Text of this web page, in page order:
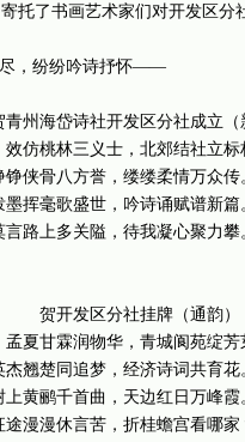
托了书画艺术家们对开发区分
，纷纷吟诗抒怀——
青州海岱诗社开发区分社成立（
效仿桃林三义士，北郊结社立标
铮侠骨八方誉，缕缕柔情万众传
墨挥毫歌盛世，吟诗诵赋谱新篇
言路上多关隘，待我凝心聚力攀
贺开发区分社挂牌（通韵）
孟夏甘霖润物华，青城阆苑绽芳
杰翘楚同追梦，经济诗词共育花
上黄鹂千首曲，天边红日万峰霞
途漫漫休言苦，折桂蟾宫看哪家